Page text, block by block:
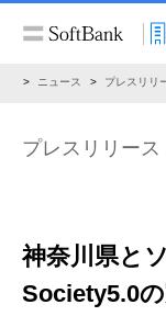
ニュース プレスリリ
プレスリリース
神奈川県と
Society5.0